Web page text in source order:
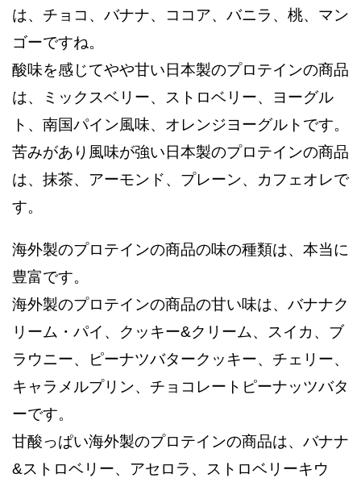
は、チョコ、バナナ、ココア、バニラ、桃、マン
ゴーですね。
酸味を感じてやや甘い日本製のプロテインの商品
は、ミックスベリー、ストロベリー、ヨーグル
ト、南国パイン風味、オレンジヨーグルトです。
苦みがあり風味が強い日本製のプロテインの商品
は、抹茶、アーモンド、プレーン、カフェオレで
す。
海外製のプロテインの商品の味の種類は、本当に
豊富です。
海外製のプロテインの商品の甘い味は、バナナク
リーム・パイ、クッキー&クリーム、スイカ、ブ
ラウニー、ピーナツバタークッキー、チェリー、
キャラメルプリン、チョコレートピーナッツバタ
ーです。
甘酸っぱい海外製のプロテインの商品は、バナナ
&ストロベリー、アセロラ、ストロベリーキウ